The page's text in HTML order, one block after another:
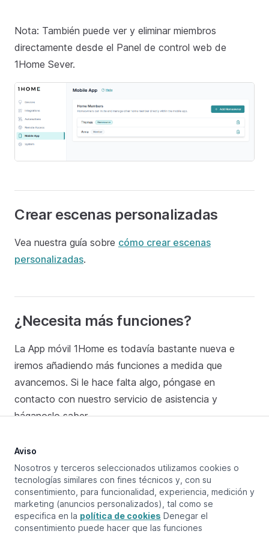
Nota: También puede ver y eliminar miembros
directamente desde el Panel de control web de
1Home Sever.
Crear escenas personalizadas
Vea nuestra guía sobre cómo crear escenas
personalizadas.
¿Necesita más funciones?
La App móvil 1Home es todavía bastante nueva e
iremos añadiendo más funciones a medida que
avancemos. Si le hace falta algo, póngase en
contacto con nuestro servicio de asistencia y
háganoslo saber.
Actualizado en:May 15, 2025
Página anterior
Vista general
Aviso
Nosotros y terceros seleccionados utilizamos cookies o
tecnologías similares con fines técnicos y, con su
consentimiento, para funcionalidad, experiencia, medición y
marketing (anuncios personalizados), tal como se
especifica en la política de cookies Denegar el
consentimiento puede hacer que las funciones